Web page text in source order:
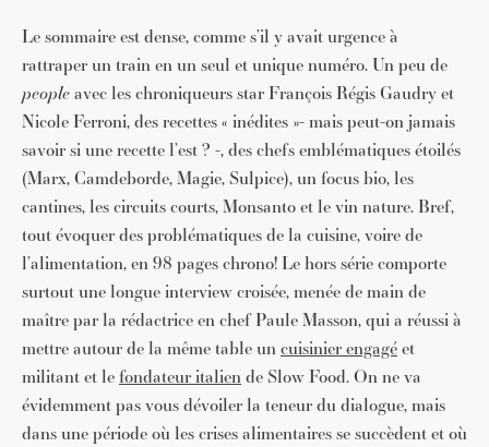
Le sommaire est dense, comme s’il y avait urgence à
rattraper un train en un seul et unique numéro. Un peu de
peopleavec les chroniqueurs star François Régis Gaudry et
Nicole Ferroni, des recettes « inédites »- mais peut-on jamais
savoir si une recette l’est ? -, des chefs emblématiques étoilés
(Marx, Camdeborde, Magie, Sulpice), un focus bio, les
cantines, les circuits courts, Monsanto et le vin nature. Bref,
tout évoquer des problématiques de la cuisine, voire de
l’alimentation, en 98 pages chrono! Le hors série comporte
surtout une longue interview croisée, menée de main de
maître par la rédactrice en chef Paule Masson, qui a réussi à
mettre autour de la même table uncuisinier engagéet
militant et lefondateur italiende Slow Food. On ne va
évidemment pas vous dévoiler la teneur du dialogue, mais
dans une période où les crises alimentaires se succèdent et où